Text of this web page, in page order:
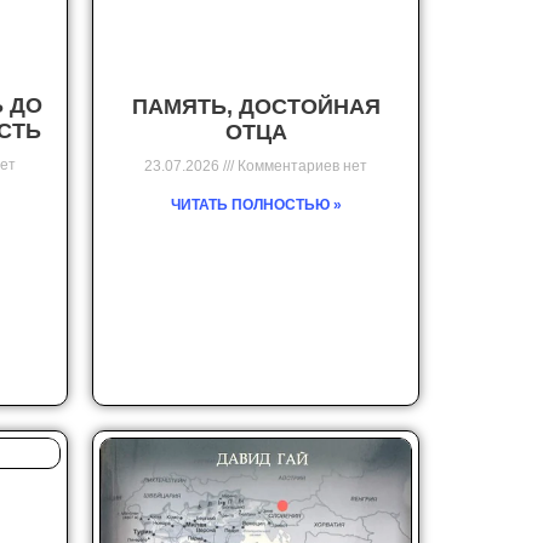
ДО
ПАМЯТЬ, ДОСТОЙНАЯ
ОТЦА
23.07.2026 Комментариев нет
ЧИТАТЬ ПОЛНОСТЬЮ »